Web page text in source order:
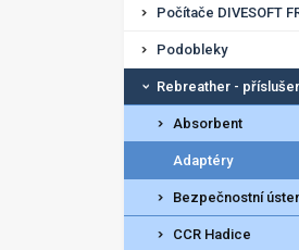
Počítače DIVESOFT
Podobleky
Rebreather -
Absorbent
Adaptéry
Bezpečnostní
CCR Hadice